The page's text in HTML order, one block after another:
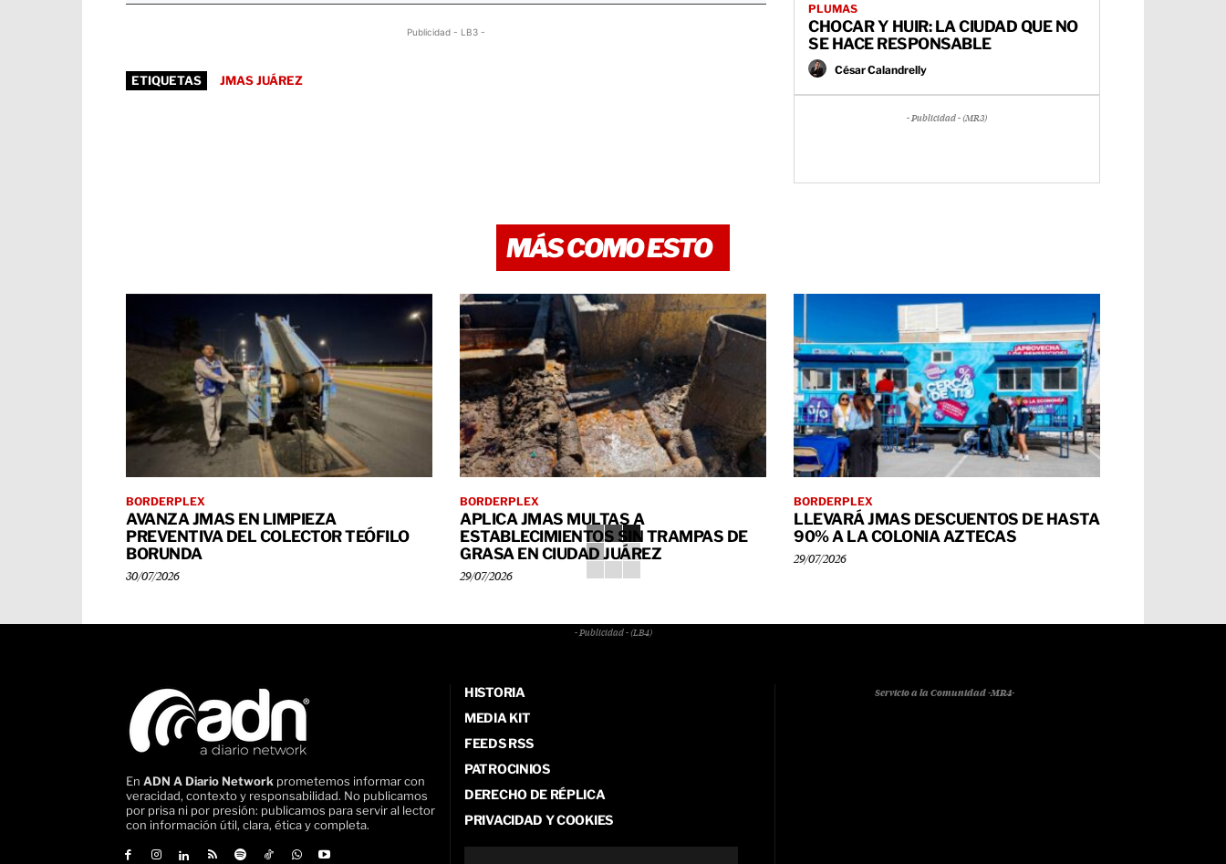
Publicidad - LB3 -
ETIQUETAS JMAS JUÁREZ
PLUMAS
CHOCAR Y HUIR: LA CIUDAD QUE NO
SE HACE RESPONSABLE
César Calandrelly
- Publicidad - (MR3)
MÁS COMO ESTO
BORDERPLEX
AVANZA JMAS EN LIMPIEZA
PREVENTIVA DEL COLECTOR TEÓFILO
BORUNDA
30/07/2026
BORDERPLEX
APLICA JMAS MULTAS A
ESTABLECIMIENTOS SIN TRAMPAS DE
GRASA EN CIUDAD JUÁREZ
29/07/2026
BORDERPLEX
LLEVARÁ JMAS DESCUENTOS DE HASTA
90% A LA COLONIA AZTECAS
29/07/2026
- Publicidad - (LB4)
En ADN A Diario Network prometemos informar con
veracidad, contexto y responsabilidad. No publicamos
por prisa ni por presión: publicamos para servir al lector
con información útil, clara, ética y completa.
HISTORIA
MEDIA KIT
FEEDS RSS
PATROCINIOS
DERECHO DE RÉPLICA
PRIVACIDAD Y COOKIES
Servicio a la Comunidad -MR4-